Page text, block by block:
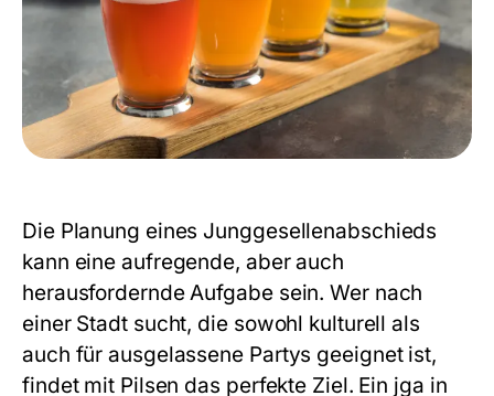
Die Planung eines Junggesellenabschieds
kann eine aufregende, aber auch
herausfordernde Aufgabe sein. Wer nach
einer Stadt sucht, die sowohl kulturell als
auch für ausgelassene Partys geeignet ist,
findet mit Pilsen das perfekte Ziel. Ein jga in